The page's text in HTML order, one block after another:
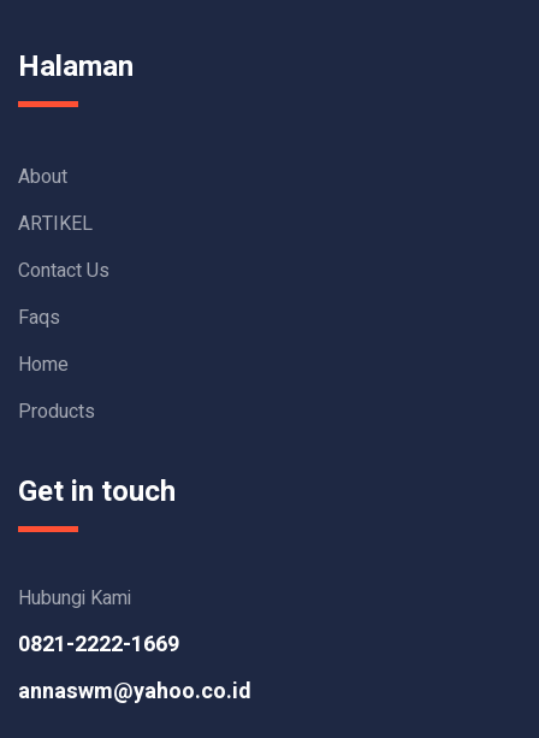
Halaman
About
ARTIKEL
Contact Us
Faqs
Home
Products
Get in touch
Hubungi Kami
0821-2222-1669
annaswm@yahoo.co.id